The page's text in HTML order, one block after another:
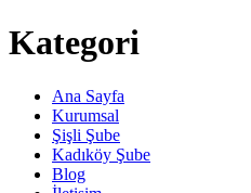
Kategori
Ana Sayfa
Kurumsal
Şişli Şube
Kadıköy Şube
Blog